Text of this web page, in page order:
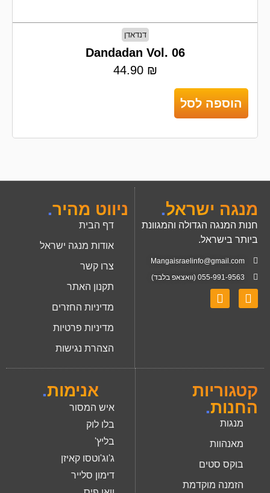
דנדאדן
Dandadan Vol. 06
44.90 ₪
הוספה לסל
מנגה ישראל.
חנות המנגה הגדולה והמגוונת
ביותר בישראל.
Mangaisraelinfo@gmail.com
055-991-9563 (וואצאפ בלבד)
ניווט מהיר.
דף הבית
אודות מנגה ישראל
צרו קשר
תקנון האתר
מדיניות החזרים
מדיניות פרטיות
הצהרת נגישות
קטגוריות
החנות.
מנגות
מאנהוות
בוקס סטים
הזמנה מוקדמת
אנימות.
איש המסור
בלו לוק
בליץ'
ג'וג'וטסו קאיזן
דימון סלייר